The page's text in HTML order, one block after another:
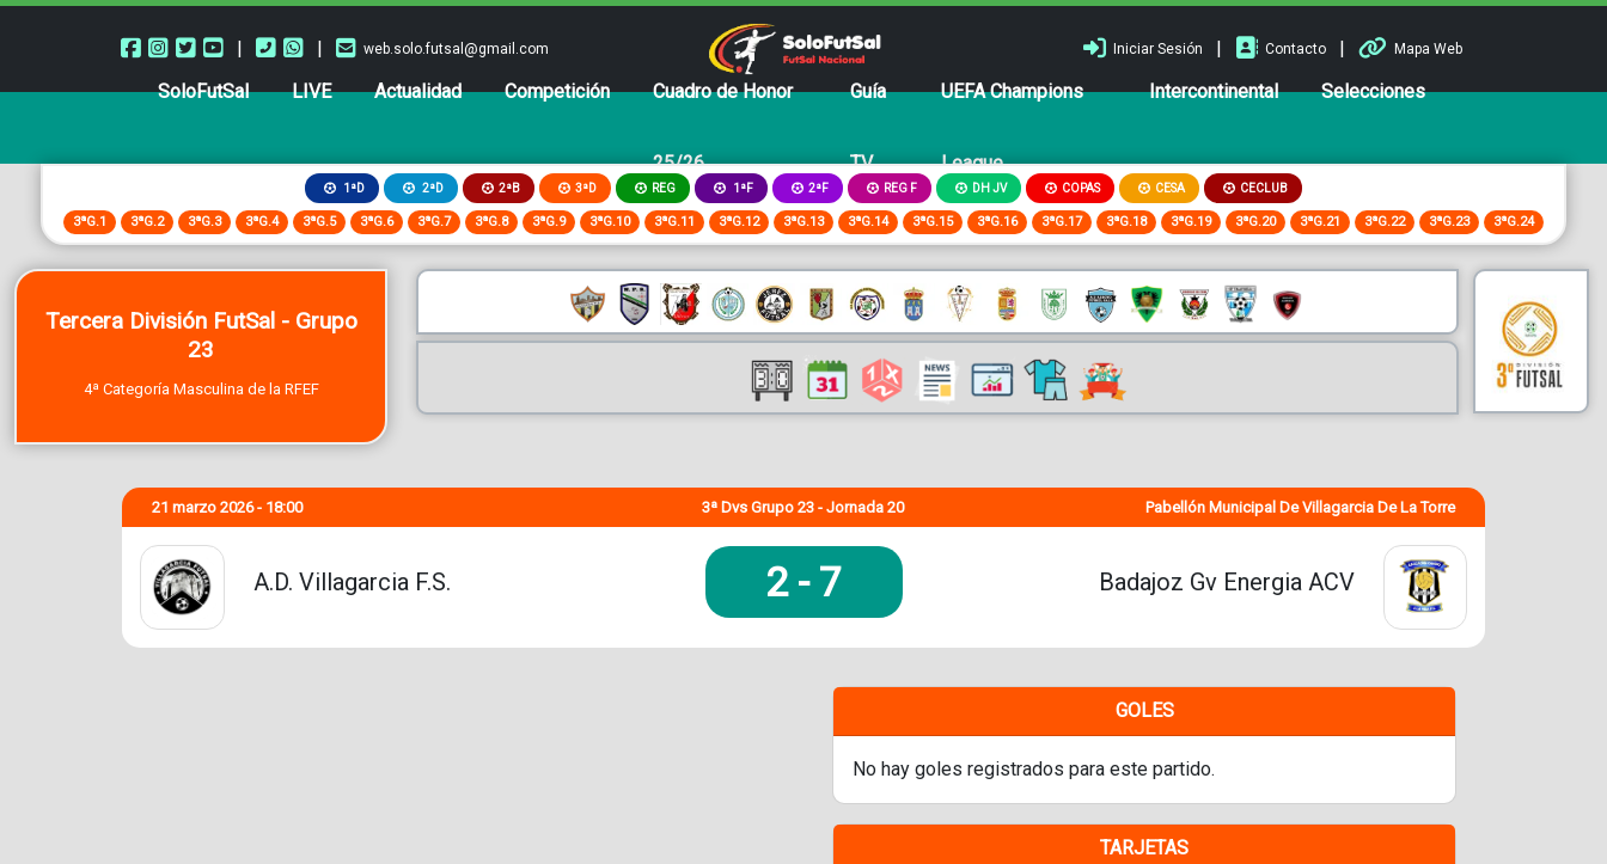
| | web.solo.futsal@gmail.com Iniciar Sesión | Contacto | Mapa Web
SoloFutSal LIVE Actualidad Competición Cuadro de Honor
25/26
Guía
TV
UEFA Champions
League
Intercontinental Selecciones
1ªD 2ªD 2ªB 3ªD REG 1ªF 2ªF REG F DH JV COPAS CESA CECLUB
3ªG.1 3ªG.2 3ªG.3 3ªG.4 3ªG.5 3ªG.6 3ªG.7 3ªG.8 3ªG.9 3ªG.10 3ªG.11 3ªG.12 3ªG.13 3ªG.14 3ªG.15 3ªG.16 3ªG.17 3ªG.18 3ªG.19 3ªG.20 3ªG.21 3ªG.22 3ªG.23 3ªG.24
Tercera División FutSal - Grupo
23
4ª Categoría Masculina de la RFEF
21 marzo 2026 - 18:00 3ª Dvs Grupo 23 - Jornada 20 Pabellón Municipal De Villagarcia De La Torre
A.D. Villagarcia F.S. 2- 7 Badajoz Gv Energia ACV
GOLES
No hay goles registrados para este partido.
TARJETAS